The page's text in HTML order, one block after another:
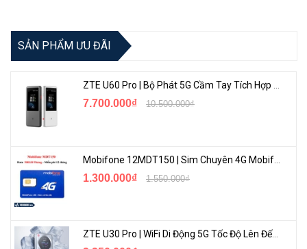
SẢN PHẨM ƯU ĐÃI
ZTE U60 Pro | Bộ Phát 5G Cầm Tay Tích Hợp Công Nghệ WiFi 7, Pin 10000mAh
7.700.000₫ 10.500.000₫
1.300.000₫ 1.550.000₫
ZTE U30 Pro | WiFi Di Động 5G Tốc Độ Lên Đến 500Mbps, Màn Hình Cảm Ứng